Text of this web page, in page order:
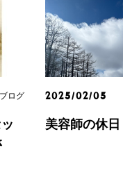
ログ 2025/02/05
美容師の休日